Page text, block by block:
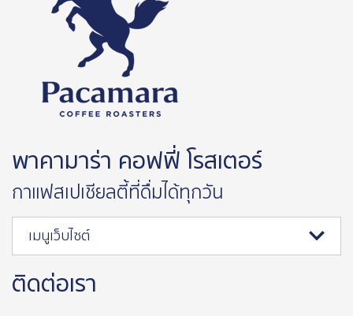
พาคามาร่า คอฟฟี่ โรสเตอร์
กาแฟสเปเชียลตี้ที่ดื่มได้ทุกวัน
เมนูเว็บไซต์
ติดต่อเรา